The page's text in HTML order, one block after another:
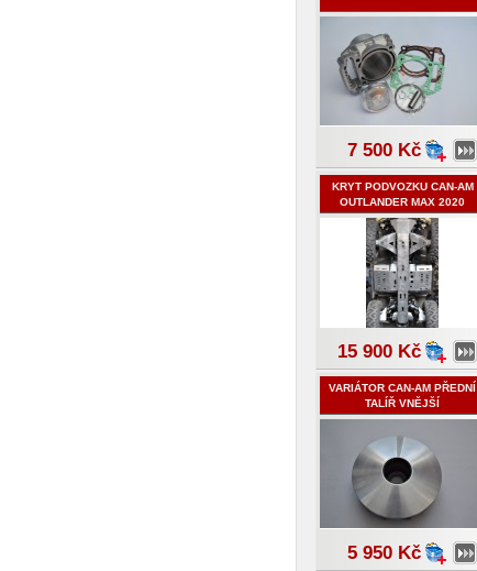
7 500 Kč
KRYT PODVOZKU CAN-AM
OUTLANDER MAX 2020
15 900 Kč
VARIÁTOR CAN-AM PŘEDNÍ
TALÍŘ VNĚJŠÍ
5 950 Kč